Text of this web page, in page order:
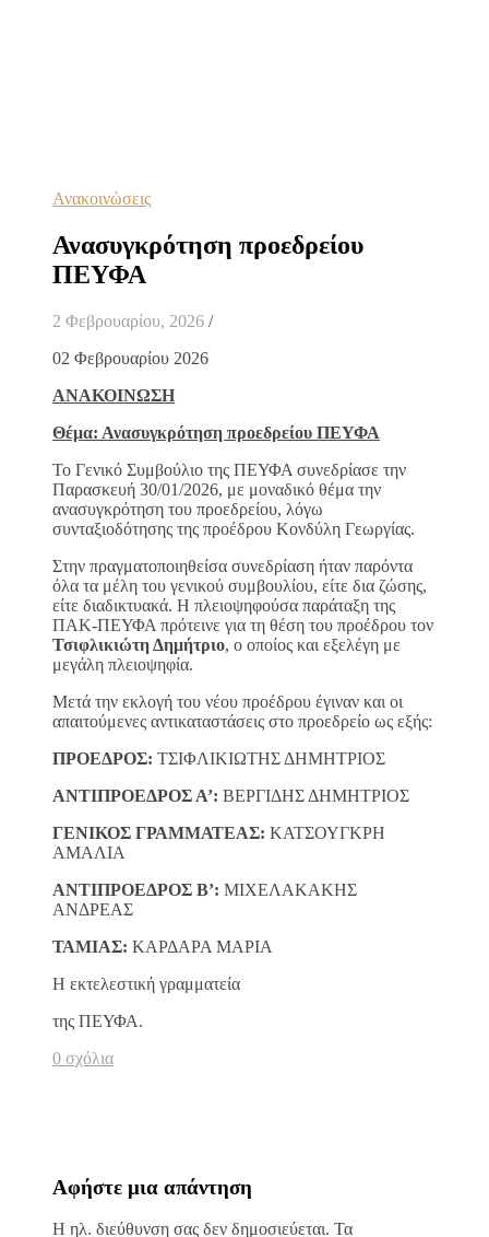
Ανακοινώσεις
Ανασυγκρότηση προεδρείου
ΠΕΥΦΑ
2 Φεβρουαρίου, 2026 /
02 Φεβρουαρίου 2026
ΑΝΑΚΟΙΝΩΣΗ
Θέμα: Ανασυγκρότηση προεδρείου ΠΕΥΦΑ
Το Γενικό Συμβούλιο της ΠΕΥΦΑ συνεδρίασε την
Παρασκευή 30/01/2026, με μοναδικό θέμα την
ανασυγκρότηση του προεδρείου, λόγω
συνταξιοδότησης της προέδρου Κονδύλη Γεωργίας.
Στην πραγματοποιηθείσα συνεδρίαση ήταν παρόντα
όλα τα μέλη του γενικού συμβουλίου, είτε δια ζώσης,
είτε διαδικτυακά. Η πλειοψηφούσα παράταξη της
ΠΑΚ-ΠΕΥΦΑ πρότεινε για τη θέση του προέδρου τον
Τσιφλικιώτη Δημήτριο, ο οποίος και εξελέγη με
μεγάλη πλειοψηφία.
Μετά την εκλογή του νέου προέδρου έγιναν και οι
απαιτούμενες αντικαταστάσεις στο προεδρείο ως εξής:
ΠΡΟΕΔΡΟΣ: ΤΣΙΦΛΙΚΙΩΤΗΣ ΔΗΜΗΤΡΙΟΣ
ΑΝΤΙΠΡΟΕΔΡΟΣ Α’: ΒΕΡΓΙΔΗΣ ΔΗΜΗΤΡΙΟΣ
ΓΕΝΙΚΟΣ ΓΡΑΜΜΑΤΕΑΣ: ΚΑΤΣΟΥΓΚΡΗ
ΑΜΑΛΙΑ
ΑΝΤΙΠΡΟΕΔΡΟΣ Β’: ΜΙΧΕΛΑΚΑΚΗΣ
ΑΝΔΡΕΑΣ
ΤΑΜΙΑΣ: ΚΑΡΔΑΡΑ ΜΑΡΙΑ
Η εκτελεστική γραμματεία
της ΠΕΥΦΑ.
0 σχόλια
Αφήστε μια απάντηση
Η ηλ. διεύθυνση σας δεν δημοσιεύεται. Τα